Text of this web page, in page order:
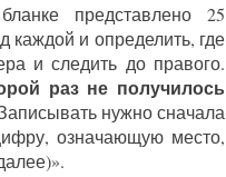
представлено 25
каждой и определить, где
и следить до правого.
раз не получилось
нужно сначала
означающую место,